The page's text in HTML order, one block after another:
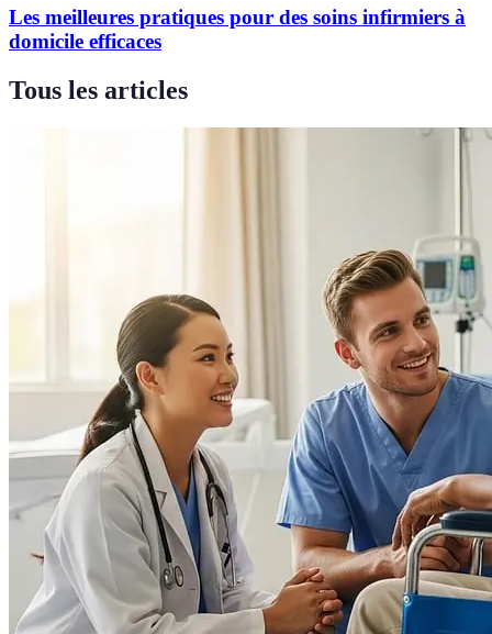
Les meilleures pratiques pour des soins infirmiers à
domicile efficaces
Tous les articles